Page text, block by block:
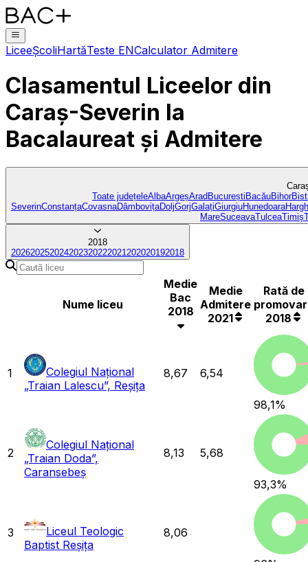
LiceeȘcoliHartăTeste ENCalculator Admitere
Clasamentul Liceelor din
Caraș-Severin la
Bacalaureat și Admitere
Toate județeleAlbaArgeșAradBucureștiBacăuBihor
SeverinConstanțaCovasnaDâmbovițaDoljGorjGalațiGiurgiuHunedoara
MareSuceavaTulceaTimiș
2018
202620252024202320222021 202020192018
Nume liceu
Medie
Bac
2018
Medie
Admitere
2021
Rată de
2018
1
Colegiul Național
„Traian Lalescu”, Reșița
8,67 6,54
98,1%
2
Colegiul Național
„Traian Doda”,
Caransebeș
8,13 5,68
93,3%
3
Liceul Teologic
Baptist Reșița
8,06